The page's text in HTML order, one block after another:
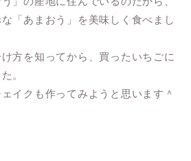
「あまおう」を美味しく食べまし
方を知ってから、買ったいちごに
。
イクも作ってみようと思います＾